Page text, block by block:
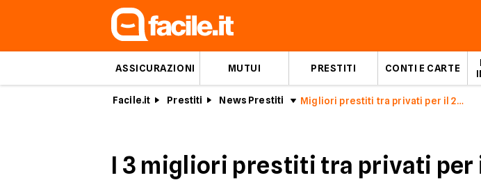
ASSICURAZIONI MUTUI PRESTITI CONTI E CARTE
Facile.it Prestiti News Prestiti Migliori prestiti tra privati per il 2019
I 3 migliori prestiti tra privati per